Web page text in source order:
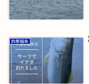
釣果報告